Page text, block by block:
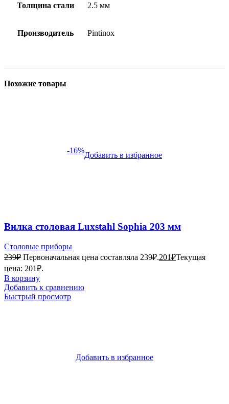
Толщина стали 2.5 мм
Производитель Pintinox
Похожие товары
-16%
Добавить в избранное
Вилка столовая Luxstahl Sophia 203 мм
Столовые приборы
239₽ Первоначальная цена составляла 239₽.201₽Текущая
цена: 201₽.
В корзину
Добавить к сравнению
Быстрый просмотр
Добавить в избранное